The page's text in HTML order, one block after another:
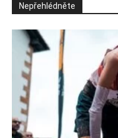
Nepřehlédněte